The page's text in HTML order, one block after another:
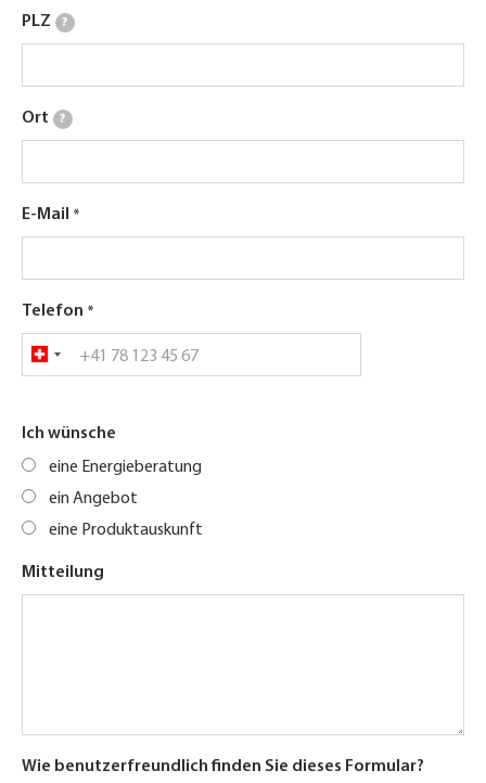
PLZ ?
Ort ?
E-Mail
Telefon
Ich wünsche
eine Energieberatung
ein Angebot
eine Produktauskunft
Mitteilung
Wie benutzerfreundlich finden Sie dieses Formular?